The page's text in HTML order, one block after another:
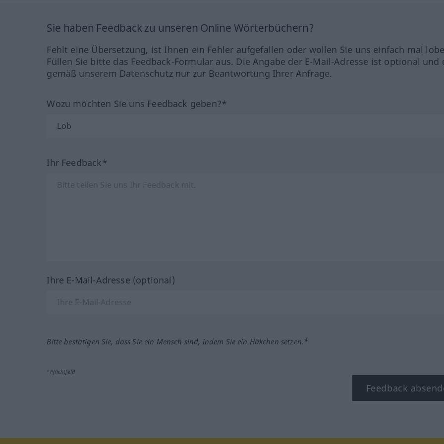
Sie haben Feedback zu unseren Online Wörterbüchern?
Fehlt eine Übersetzung, ist Ihnen ein Fehler aufgefallen oder wollen Sie uns einfach mal
Füllen Sie bitte das Feedback-Formular aus. Die Angabe der E-Mail-Adresse ist optional und
gemäß unserem Datenschutz nur zur Beantwortung Ihrer Anfrage.
Wozu möchten Sie uns Feedback geben?*
Ihr Feedback*
Ihre E-Mail-Adresse (optional)
Bitte bestätigen Sie, dass Sie ein Mensch sind, indem Sie ein Häkchen setzen.*
*Pflichtfeld
Feedback